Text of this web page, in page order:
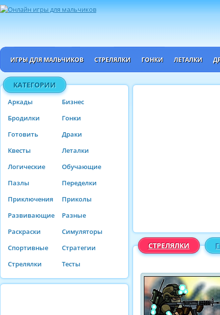
ИГРЫ ДЛЯ МАЛЬЧИКОВ СТРЕЛЯЛКИ ГОНКИ ЛЕТАЛКИ
КАТЕГОРИИ
Аркады
Бизнес
Бродилки
Гонки
Готовить
Драки
Квесты
Леталки
Логические
Обучающие
Пазлы
Переделки
Приключения
Приколы
Развивающие
Разные
Раскраски
Симуляторы
Спортивные
Стратегии
Стрелялки
Тесты
СТРЕЛЯЛКИ